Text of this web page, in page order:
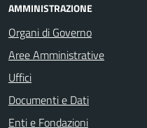
AMMINISTRAZIONE
Organi di Governo
Aree Amministrative
Uffici
Documenti e Dati
Enti e Fondazioni